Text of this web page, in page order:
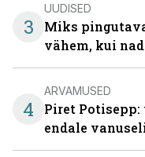
3
UUDISED
Miks
vähem, kui
4
ARVAMUSED
Piret
endale